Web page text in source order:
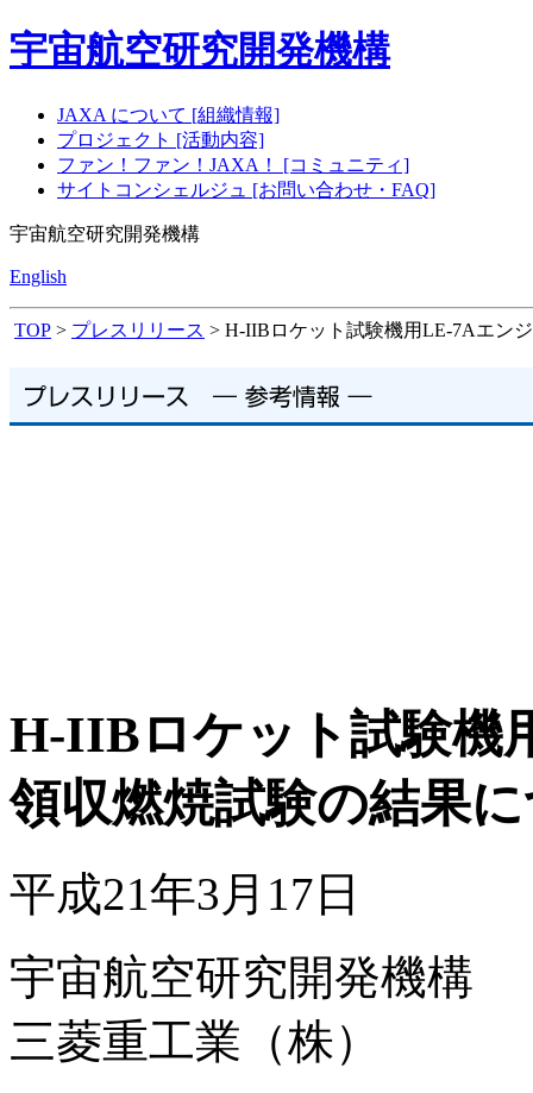
宇宙航空研究開発機構
JAXA について [組織情報]
プロジェクト [活動内容]
ファン！ファン！JAXA！ [コミュニティ]
サイトコンシェルジュ [お問い合わせ・FAQ]
宇宙航空研究開発機構
English
TOP > プレスリリース > H-IIBロケット試験機用LE-7Aエン
H-IIBロケット試験機
領収燃焼試験の結果
平成21年3月17日
宇宙航空研究開発機構
三菱重工業（株）